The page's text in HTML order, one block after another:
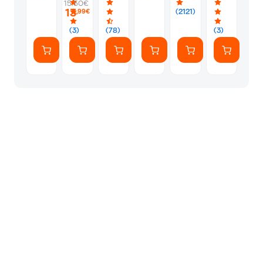
(3)
15.50€
13,99€
Silver
(78)
(2121)
Φακελάκι
(7
(3)